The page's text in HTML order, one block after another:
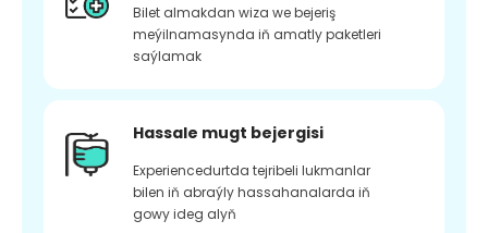
Bilet almakdan wiza we bejeriş
meýilnamasynda iň amatly paketleri
saýlamak
Hassale mugt bejergisi
Experiencedurtda tejribeli lukmanlar
bilen iň abraýly hassahanalarda iň
gowy ideg alyň